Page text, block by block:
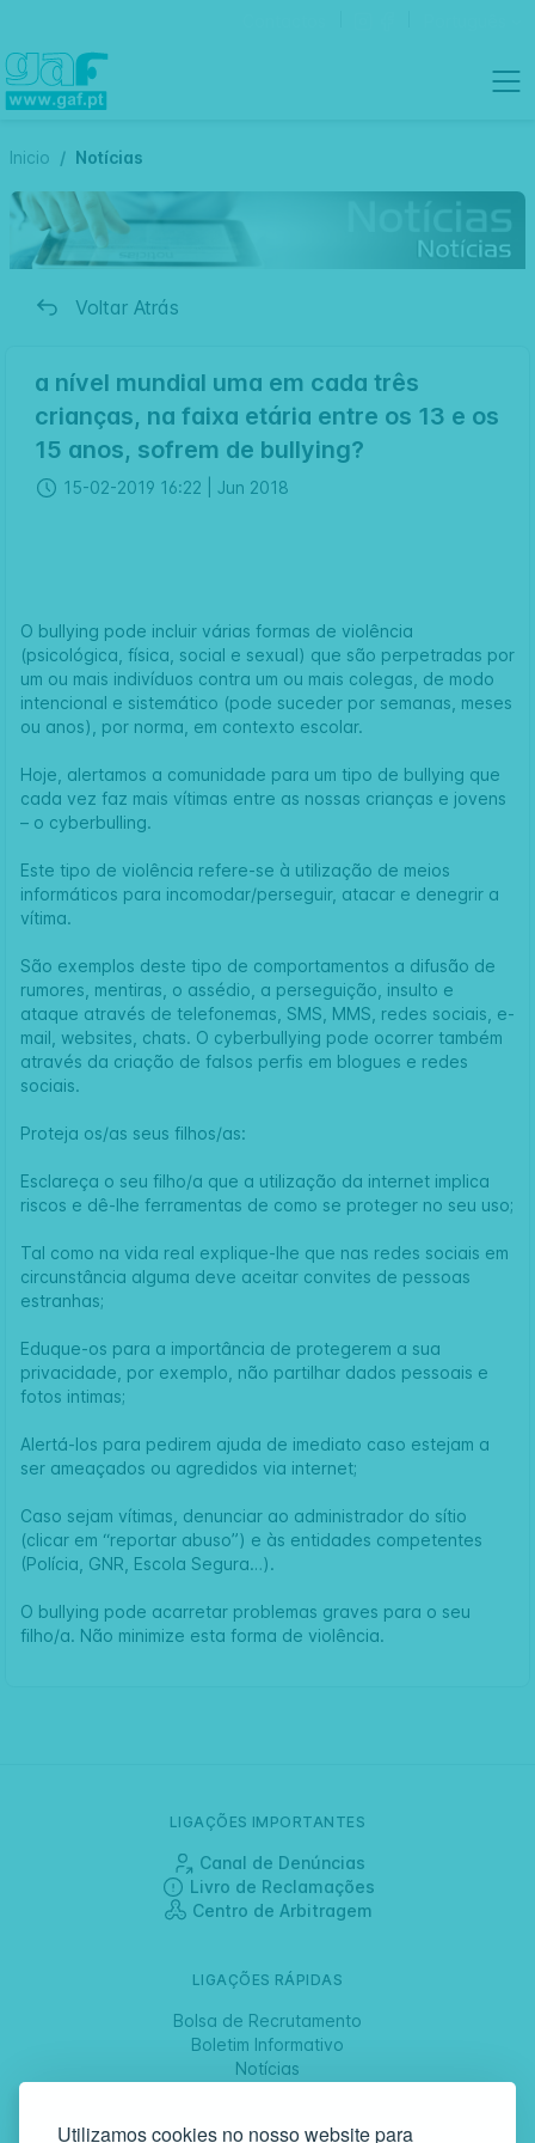
Utilizamos cookies no nosso website para
Inicio Notícias
Voltar Atrás
a nível mundial uma em cada três
crianças, na faixa etária entre os 13 e os
15 anos, sofrem de bullying?
15-02-2019 16:22 | Jun 2018
O bullying pode incluir várias formas de violência
(psicológica, física, social e sexual) que são perpetradas por
um ou mais indivíduos contra um ou mais colegas, de modo
intencional e sistemático (pode suceder por semanas, meses
ou anos), por norma, em contexto escolar.
Hoje, alertamos a comunidade para um tipo de bullying que
cada vez faz mais vítimas entre as nossas crianças e jovens
– o cyberbulling.
Este tipo de violência refere-se à utilização de meios
informáticos para incomodar/perseguir, atacar e denegrir a
vítima.
São exemplos deste tipo de comportamentos a difusão de
rumores, mentiras, o assédio, a perseguição, insulto e
ataque através de telefonemas, SMS, MMS, redes sociais, e-
mail, websites, chats. O cyberbullying pode ocorrer também
através da criação de falsos perfis em blogues e redes
sociais.
Proteja os/as seus filhos/as:
Esclareça o seu filho/a que a utilização da internet implica
riscos e dê-lhe ferramentas de como se proteger no seu uso;
Tal como na vida real explique-lhe que nas redes sociais em
circunstância alguma deve aceitar convites de pessoas
estranhas;
Eduque-os para a importância de protegerem a sua
privacidade, por exemplo, não partilhar dados pessoais e
fotos intimas;
Alertá-los para pedirem ajuda de imediato caso estejam a
ser ameaçados ou agredidos via internet;
Caso sejam vítimas, denunciar ao administrador do sítio
(clicar em “reportar abuso”) e às entidades competentes
(Polícia, GNR, Escola Segura…).
O bullying pode acarretar problemas graves para o seu
filho/a. Não minimize esta forma de violência.
LIGAÇÕES IMPORTANTES
Canal de Denúncias
Livro de Reclamações
Centro de Arbitragem
LIGAÇÕES RÁPIDAS
Bolsa de Recrutamento
Boletim Informativo
Notícias